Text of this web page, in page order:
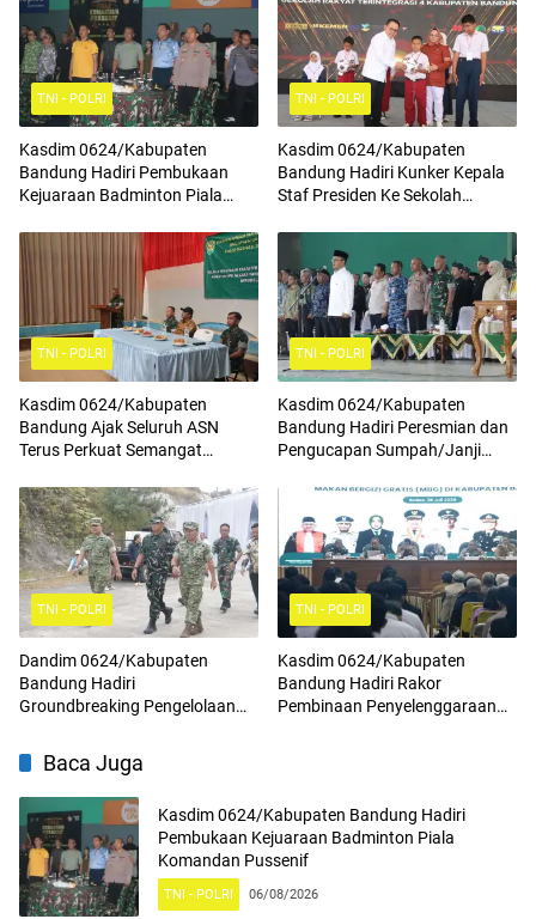
TNI - POLRI
Kasdim 0624/Kabupaten
Bandung Hadiri Pembukaan
Kejuaraan Badminton Piala
TNI - POLRI
Kasdim 0624/Kabupaten
Bandung Hadiri Kunker Kepala
Staf Presiden Ke Sekolah
TNI - POLRI
Kasdim 0624/Kabupaten
Bandung Ajak Seluruh ASN
Terus Perkuat Semangat
Cinta Tanah Air Serta
Mengamalkan Nilai Nilai
Pancasila
TNI - POLRI
Kasdim 0624/Kabupaten
Bandung Hadiri Peresmian dan
Pengucapan Sumpah/Janji
TNI - POLRI
Dandim 0624/Kabupaten
Bandung Hadiri
Groundbreaking Pengelolaan
(PSEL) TPPAS Regional Legok
Nangka
TNI - POLRI
Kasdim 0624/Kabupaten
Bandung Hadiri Rakor
Pembinaan Penyelenggaraan
Baca Juga
Kasdim 0624/Kabupaten Bandung Hadiri
Pembukaan Kejuaraan Badminton Piala
Komandan Pussenif
TNI - POLRI 06/08/2026